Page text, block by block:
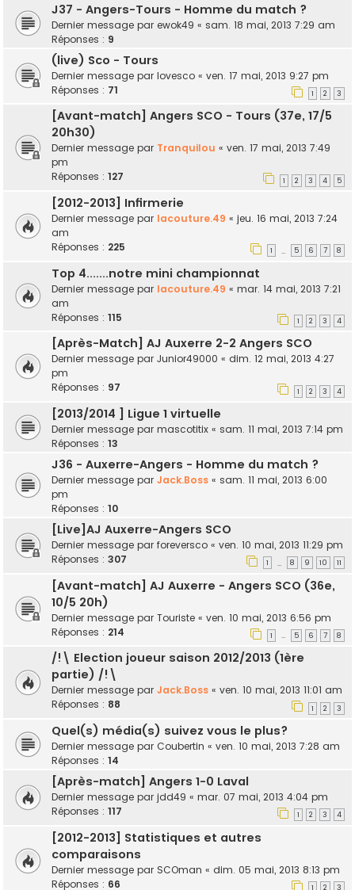
J37 - Angers-Tours - Homme du match ?
Dernier message par ewok49 « sam. 18 mai, 2013 7:29 am
Réponses : 9
(live) Sco - Tours
Dernier message par lovesco « ven. 17 mai, 2013 9:27 pm
Réponses : 71 1 2 3
[Avant-match] Angers SCO - Tours (37e, 17/5
20h30)
Dernier message par Tranquilou « ven. 17 mai, 2013 7:49
pm
Réponses : 127 1 2 3 4 5
[2012-2013] Infirmerie
Dernier message par lacouture.49 « jeu. 16 mai, 2013 7:24
am
Réponses : 225 1 … 5 6 7 8
Top 4.......notre mini championnat
Dernier message par lacouture.49 « mar. 14 mai, 2013 7:21
am
Réponses : 115 1 2 3 4
[Après-Match] AJ Auxerre 2-2 Angers SCO
Dernier message par Junior49000 « dim. 12 mai, 2013 4:27
pm
Réponses : 97 1 2 3 4
[2013/2014 ] Ligue 1 virtuelle
Dernier message par mascotitix « sam. 11 mai, 2013 7:14 pm
Réponses : 13
J36 - Auxerre-Angers - Homme du match ?
Dernier message par Jack.Boss « sam. 11 mai, 2013 6:00
pm
Réponses : 10
[Live]AJ Auxerre-Angers SCO
Dernier message par foreversco « ven. 10 mai, 2013 11:29 pm
Réponses : 307 1 … 8 9 10 11
[Avant-match] AJ Auxerre - Angers SCO (36e,
10/5 20h)
Dernier message par Touriste « ven. 10 mai, 2013 6:56 pm
Réponses : 214 1 … 5 6 7 8
/!\ Election joueur saison 2012/2013 (1ère
partie) /!\
Dernier message par Jack.Boss « ven. 10 mai, 2013 11:01 am
Réponses : 88 1 2 3
Quel(s) média(s) suivez vous le plus?
Dernier message par Coubertin « ven. 10 mai, 2013 7:28 am
Réponses : 14
[Après-match] Angers 1-0 Laval
Dernier message par jdd49 « mar. 07 mai, 2013 4:04 pm
Réponses : 117 1 2 3 4
[2012-2013] Statistiques et autres
comparaisons
Dernier message par SCOman « dim. 05 mai, 2013 8:13 pm
Réponses : 66 1 2 3